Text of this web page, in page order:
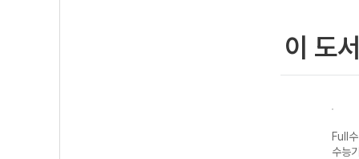
이 도
Full
수능